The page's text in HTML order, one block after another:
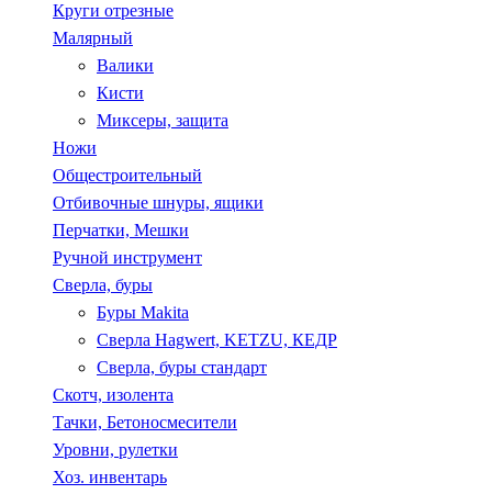
Круги отрезные
Малярный
Валики
Кисти
Миксеры, защита
Ножи
Общестроительный
Отбивочные шнуры, ящики
Перчатки, Мешки
Ручной инструмент
Сверла, буры
Буры Makita
Сверла Hagwert, KETZU, КЕДР
Сверла, буры стандарт
Скотч, изолента
Тачки, Бетоносмесители
Уровни, рулетки
Хоз. инвентарь